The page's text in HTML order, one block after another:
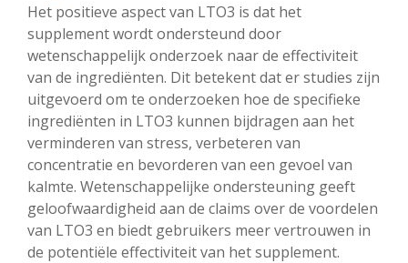
Het positieve aspect van LTO3 is dat het
supplement wordt ondersteund door
wetenschappelijk onderzoek naar de effectiviteit
van de ingrediënten. Dit betekent dat er studies zijn
uitgevoerd om te onderzoeken hoe de specifieke
ingrediënten in LTO3 kunnen bijdragen aan het
verminderen van stress, verbeteren van
concentratie en bevorderen van een gevoel van
kalmte. Wetenschappelijke ondersteuning geeft
geloofwaardigheid aan de claims over de voordelen
van LTO3 en biedt gebruikers meer vertrouwen in
de potentiële effectiviteit van het supplement.